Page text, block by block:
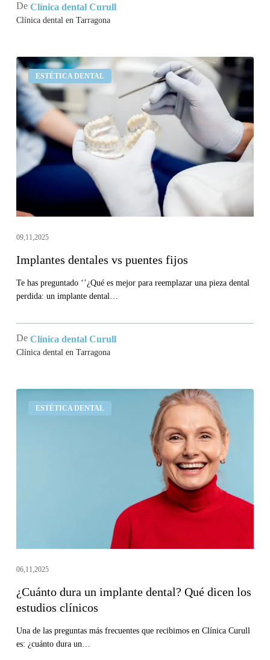
De Clínica dental Curull
Clínica dental en Tarragona
ESTÉTICA DENTAL
Implantes
dentales
vs
puentes
fijos
09,11,2025
Implantes dentales vs puentes fijos
Te has preguntado ‘’¿Qué es mejor para reemplazar una pieza dental
perdida: un implante dental…
De Clínica dental Curull
Clínica dental en Tarragona
ESTÉTICA DENTAL
clínicos
06,11,2025
¿Cuánto dura un implante dental? Qué dicen los
estudios clínicos
Una de las preguntas más frecuentes que recibimos en Clínica Curull
es: ¿cuánto dura un…